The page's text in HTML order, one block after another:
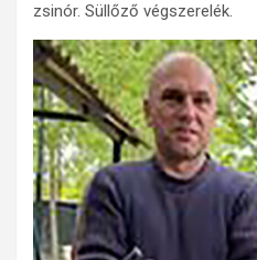
zsinór. Süllőző végszerelék.